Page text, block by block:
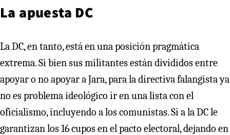
La apuesta DC
La DC, en tanto, está en una posición pragmática
extrema. Si bien sus militantes están divididos entre
apoyar o no apoyar a Jara, para la directiva falangista ya
no es problema ideológico ir en una lista con el
oficialismo, incluyendo a los comunistas. Si a la DC le
garantizan los 16 cupos en el pacto electoral, dejando en